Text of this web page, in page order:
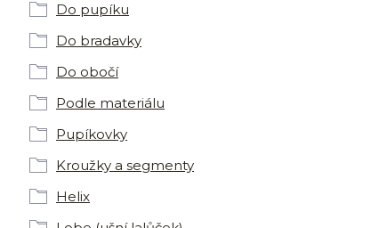
Do pupíku
Do bradavky
Do obočí
Podle materiálu
Pupíkovky
Kroužky a segmenty
Helix